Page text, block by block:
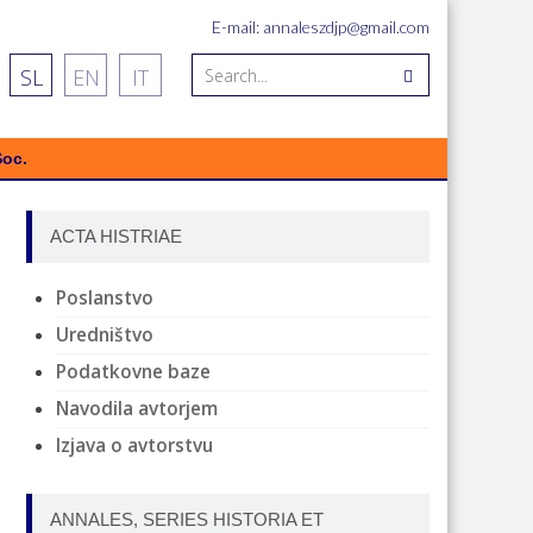
E-mail: annaleszdjp@gmail.com
SL EN IT
ACTA HISTRIAE
Poslanstvo
Uredništvo
Podatkovne baze
Navodila avtorjem
Izjava o avtorstvu
ANNALES, SERIES HISTORIA ET